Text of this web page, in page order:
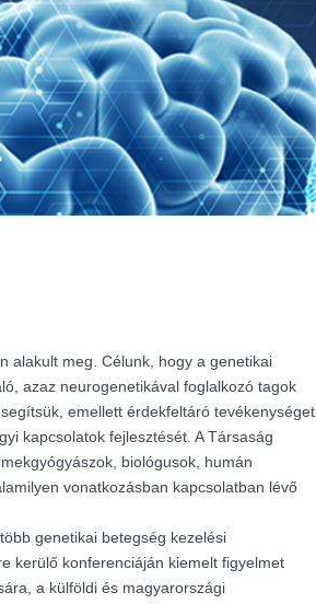
alakult meg. Célunk, hogy a genetikai
azaz neurogenetikával foglalkozó tagok
emellett érdekfeltáró tevékenységet
kapcsolatok fejlesztését. A Társaság
biológusok, humán
vonatkozásban kapcsolatban lévő
genetikai betegség kezelési
kerülő konferenciáján kiemelt figyelmet
a külföldi és magyarországi